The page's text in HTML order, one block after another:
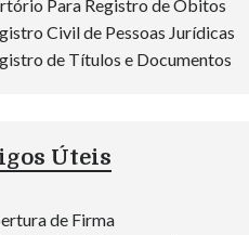
Para Registro de Óbitos
Civil de Pessoas Jurídicas
de Títulos e Documentos
Úteis
de Firma